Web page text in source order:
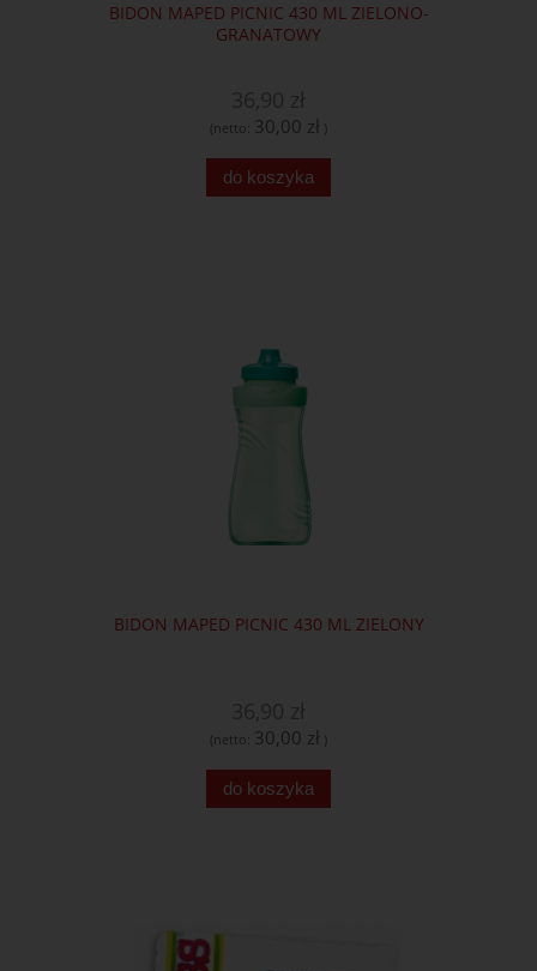
BIDON MAPED PICNIC 430 ML ZIELONO-
GRANATOWY
(netto: 30,00 zł )
do koszyka
BIDON MAPED PICNIC 430 ML ZIELONY
(netto: 30,00 zł )
do koszyka